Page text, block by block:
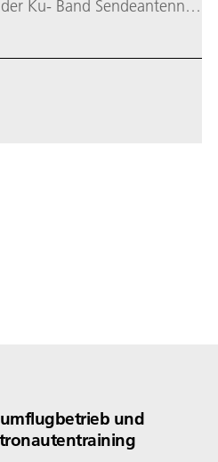
Ku- Band Sendeantennen
und